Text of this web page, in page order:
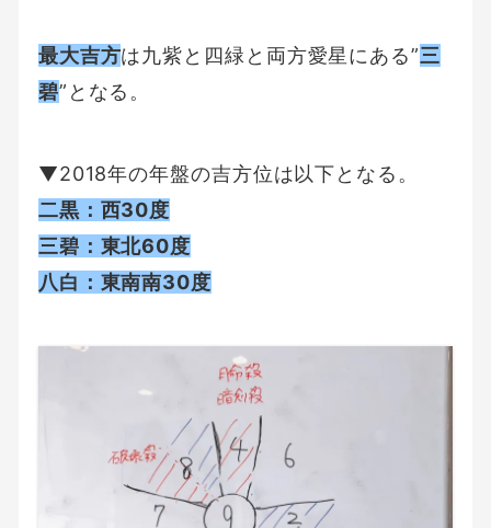
最大吉方は九紫と四緑と両方愛星にある”三
碧”となる。
▼2018年の年盤の吉方位は以下となる。
二黒：西30度
三碧：東北60度
八白：東南南30度